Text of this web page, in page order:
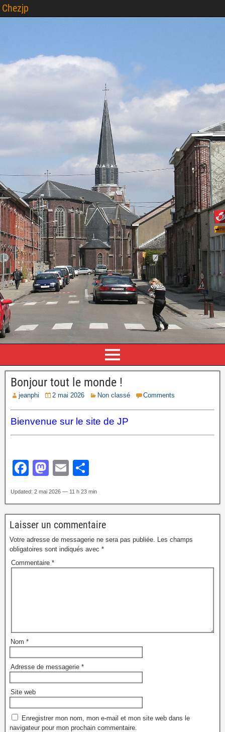
Chezjp
Bonjour tout le monde !
jeanphi 2 mai 2026 Non classé Comments
Bienvenue sur le site de JP
F
c
e
b
o
o
M
st
o
d
o
n
E
ail ar
e
Updated: 2 mai 2026 — 11 h 23 min
Laisser un commentaire
Votre adresse de messagerie ne sera pas publiée. Les champs
obligatoires sont indiqués avec *
Commentaire *
Nom *
Adresse de messagerie *
Site web
Enregistrer mon nom, mon e-mail et mon site web dans le
navigateur pour mon prochain commentaire.